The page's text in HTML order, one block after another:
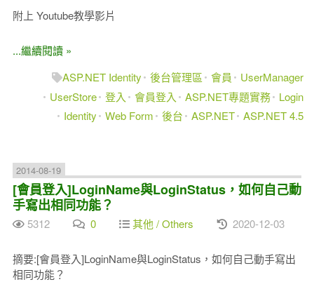
附上 Youtube教學影片
...繼續閱讀 »
ASP.NET Identity
後台管理區 會員
UserManager
UserStore 登入 會員登入 ASP.NET專題實務
Login
Identity
Web Form 後台 ASP.NET ASP.NET 4.5
2014-08-19
[會員登入]LoginName與LoginStatus，如何自己動
手寫出相同功能？
5312 0 其他 / Others 2020-12-03
摘要:[會員登入]LoginName與LoginStatus，如何自己動手寫出
相同功能？